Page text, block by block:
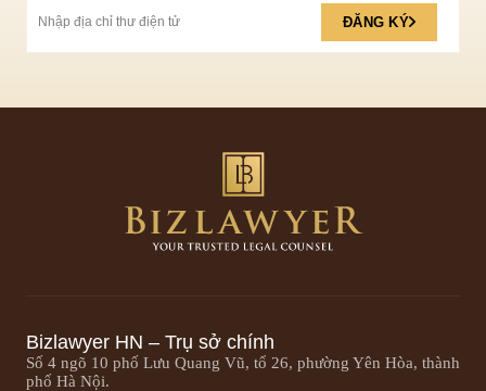
ĐĂNG KÝ
Bizlawyer HN – Trụ sở chính
Số 4 ngõ 10 phố Lưu Quang Vũ, tổ 26, phường Yên Hòa, thành
phố Hà Nội.